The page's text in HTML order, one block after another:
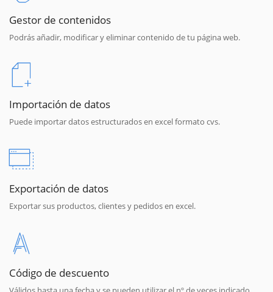
Gestor de contenidos
Podrás añadir, modificar y eliminar contenido de tu página web.
Importación de datos
Puede importar datos estructurados en excel formato cvs.
Exportación de datos
Exportar sus productos, clientes y pedidos en excel.
Código de descuento